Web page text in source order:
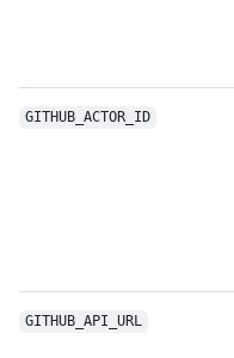
GITHUB_ACTOR_ID
GITHUB_API_URL